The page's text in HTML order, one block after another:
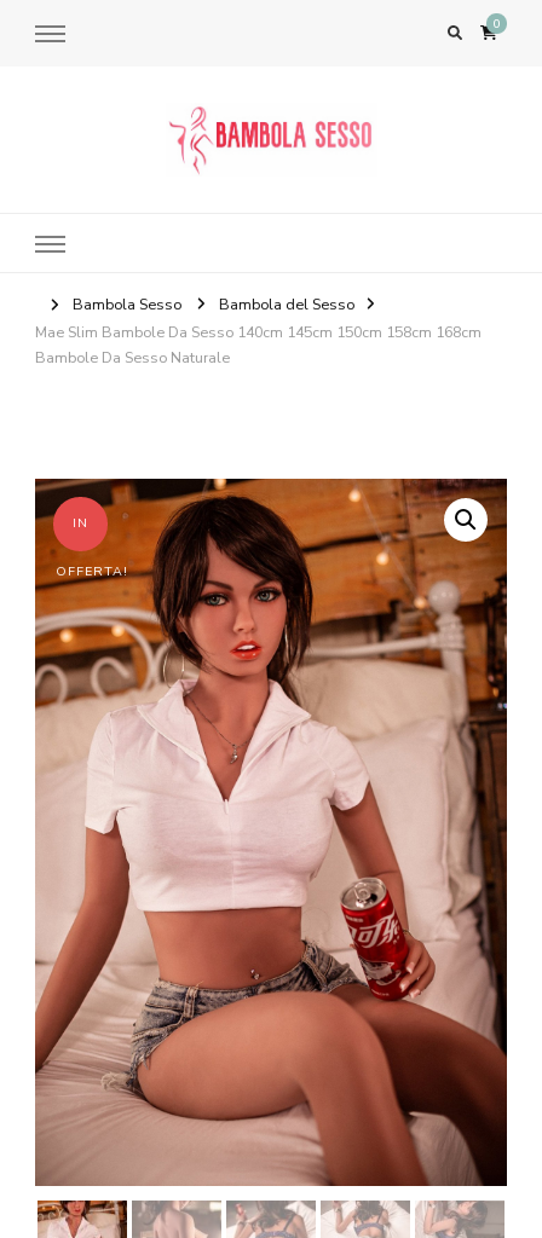
0
Bambola Sesso
Bambola del Sesso
Mae Slim Bambole Da Sesso 140cm 145cm 150cm 158cm 168cm
Bambole Da Sesso Naturale
IN
OFFERTA!